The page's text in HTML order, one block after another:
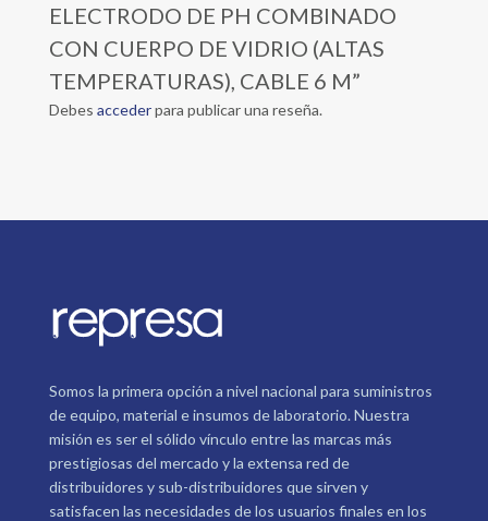
ELECTRODO DE PH COMBINADO
CON CUERPO DE VIDRIO (ALTAS
TEMPERATURAS), CABLE 6 M”
Debes accederpara publicar una reseña.
Somos la primera opción a nivel nacional para suministros
de equipo, material e insumos de laboratorio. Nuestra
misión es ser el sólido vínculo entre las marcas más
prestigiosas del mercado y la extensa red de
distribuidores y sub-distribuidores que sirven y
satisfacen las necesidades de los usuarios finales en los